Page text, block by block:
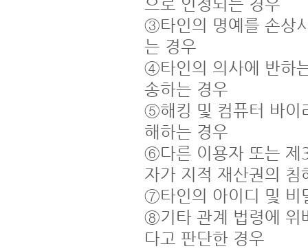
으로 인정되는 경우
③타인의 명예를 손상
는 경우
④타인의 의사에 반하
송하는 경우
⑤해킹 및 컴퓨터 바이
해하는 경우
⑥다른 이용자 또는 제
자가 지적 재산권의
⑦타인의 아이디 및 비
⑧기타 관계 법령에 위
다고 판단한 경우